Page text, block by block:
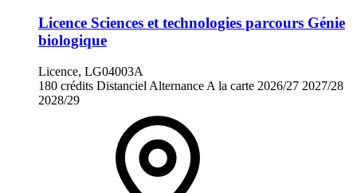
Licence Sciences et technologies parcours Génie
biologique
Licence, LG04003A
180 crédits Distanciel Alternance A la carte 2026/27 2027/28
2028/29